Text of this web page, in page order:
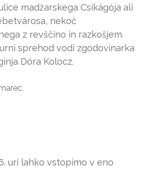
madžarskega Csikágója ali
nekoč
z revščino in razkošjem.
sprehod vodi zgodovinarka
Dóra Kolocz.
uri lahko vstopimo v eno